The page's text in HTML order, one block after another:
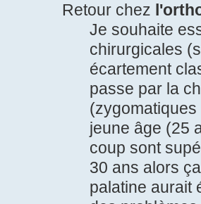
Retour chez
Je souhaite
chirurgicales
écartement
passe par la
jeune âge (25
coup sont
30 ans alors
palatine aurait